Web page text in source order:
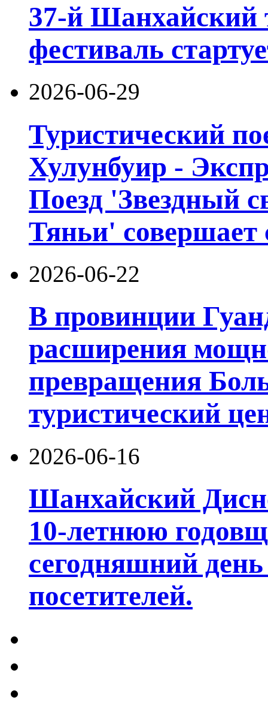
37-й Шанхайский
фестиваль
2026-06-29
Туристический
Хулунбуир -
Поезд 'Звездный
Тяньи' совершает
2026-06-22
В провинции
расширения
превращения
туристический
2026-06-16
Шанхайский
10-летнюю
сегодняшний
посетителей.